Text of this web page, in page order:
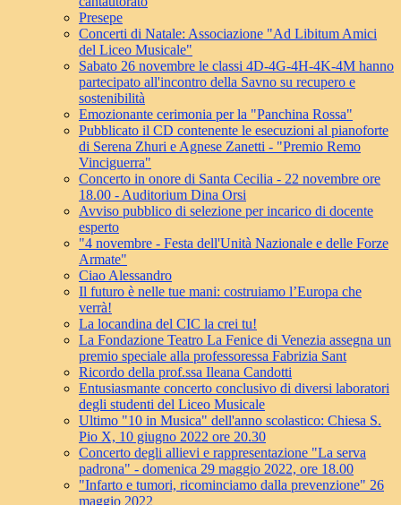
Presepe
Concerti di Natale: Associazione "Ad Libitum Amici
del Liceo Musicale"
Sabato 26 novembre le classi 4D-4G-4H-4K-4M hanno
partecipato all'incontro della Savno su recupero e
sostenibilità
Emozionante cerimonia per la "Panchina Rossa"
Pubblicato il CD contenente le esecuzioni al pianoforte
di Serena Zhuri e Agnese Zanetti - "Premio Remo
Vinciguerra"
Concerto in onore di Santa Cecilia - 22 novembre ore
18.00 - Auditorium Dina Orsi
Avviso pubblico di selezione per incarico di docente
esperto
"4 novembre - Festa dell'Unità Nazionale e delle Forze
Armate"
Ciao Alessandro
Il futuro è nelle tue mani: costruiamo l’Europa che
verrà!
La locandina del CIC la crei tu!
La Fondazione Teatro La Fenice di Venezia assegna un
premio speciale alla professoressa Fabrizia Sant
Ricordo della prof.ssa Ileana Candotti
Entusiasmante concerto conclusivo di diversi laboratori
degli studenti del Liceo Musicale
Ultimo "10 in Musica" dell'anno scolastico: Chiesa S.
Pio X, 10 giugno 2022 ore 20.30
Concerto degli allievi e rappresentazione "La serva
padrona" - domenica 29 maggio 2022, ore 18.00
"Infarto e tumori, ricominciamo dalla prevenzione" 26
maggio 2022